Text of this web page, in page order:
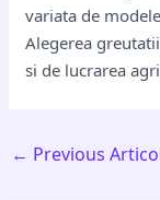
variata de
Alegerea
si de lucrarea
← Previous